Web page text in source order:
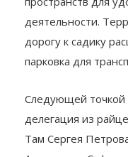
увеличили
пространств для
деятельности.
дорогу к садику
Следующей точкой
делегация из